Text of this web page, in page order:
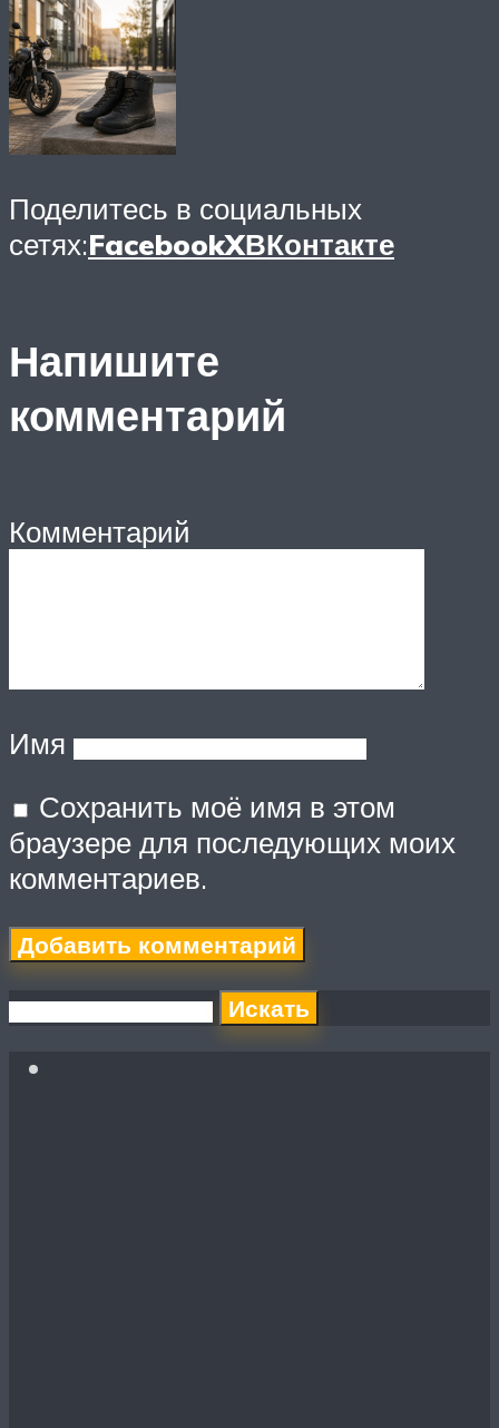
Поделитесь в социальных
сетях:FacebookXВКонтакте
Напишите
комментарий
Комментарий
Имя
Сохранить моё имя в этом
браузере для последующих моих
комментариев.
Искать